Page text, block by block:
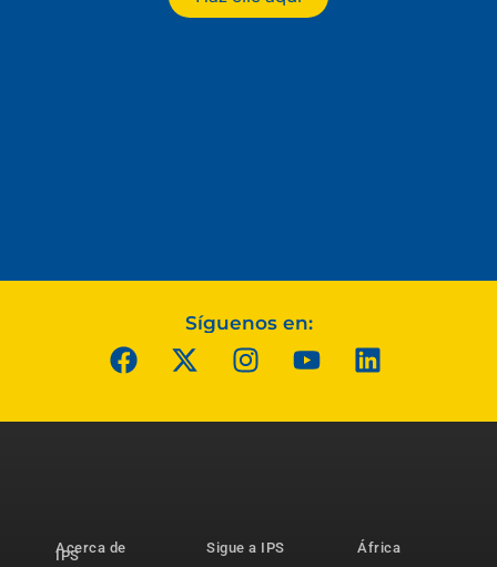
Síguenos en:
Acerca de
IPS
Sigue a IPS
África